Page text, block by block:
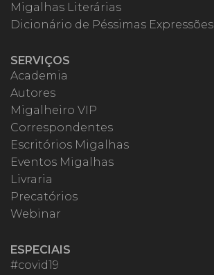
Migalhas Literárias
Dicionário de Péssimas Expressões
SERVIÇOS
Academia
Autores
Migalheiro VIP
Correspondentes
Escritórios Migalhas
Eventos Migalhas
Livraria
Precatórios
Webinar
ESPECIAIS
#covid19